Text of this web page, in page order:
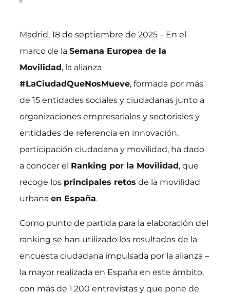
Madrid, 18 de septiembre de 2025 – En el
marco de la Semana Europea de la
Movilidad, la alianza
#LaCiudadQueNosMueve, formada por más
de 15 entidades sociales y ciudadanas junto a
organizaciones empresariales y sectoriales y
entidades de referencia en innovación,
participación ciudadana y movilidad, ha dado
a conocer el Ranking por la Movilidad, que
recoge los principales retos de la movilidad
urbana en España.
Como punto de partida para la elaboración del
ranking se han utilizado los resultados de la
encuesta ciudadana impulsada por la alianza –
la mayor realizada en España en este ámbito,
con más de 1.200 entrevistas y que pone de